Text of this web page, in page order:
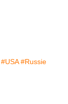
#USA #Russie